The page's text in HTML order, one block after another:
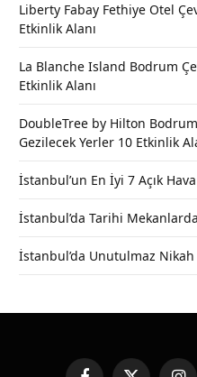
Liberty Fabay Fethiye Otel
Etkinlik Alanı
La Blanche Island Bodrum
Etkinlik Alanı
DoubleTree by Hilton
Gezilecek Yerler 10 Etkinlik
İstanbul’un En İyi 7 Açık
İstanbul’da Tarihi
İstanbul’da Unutulmaz